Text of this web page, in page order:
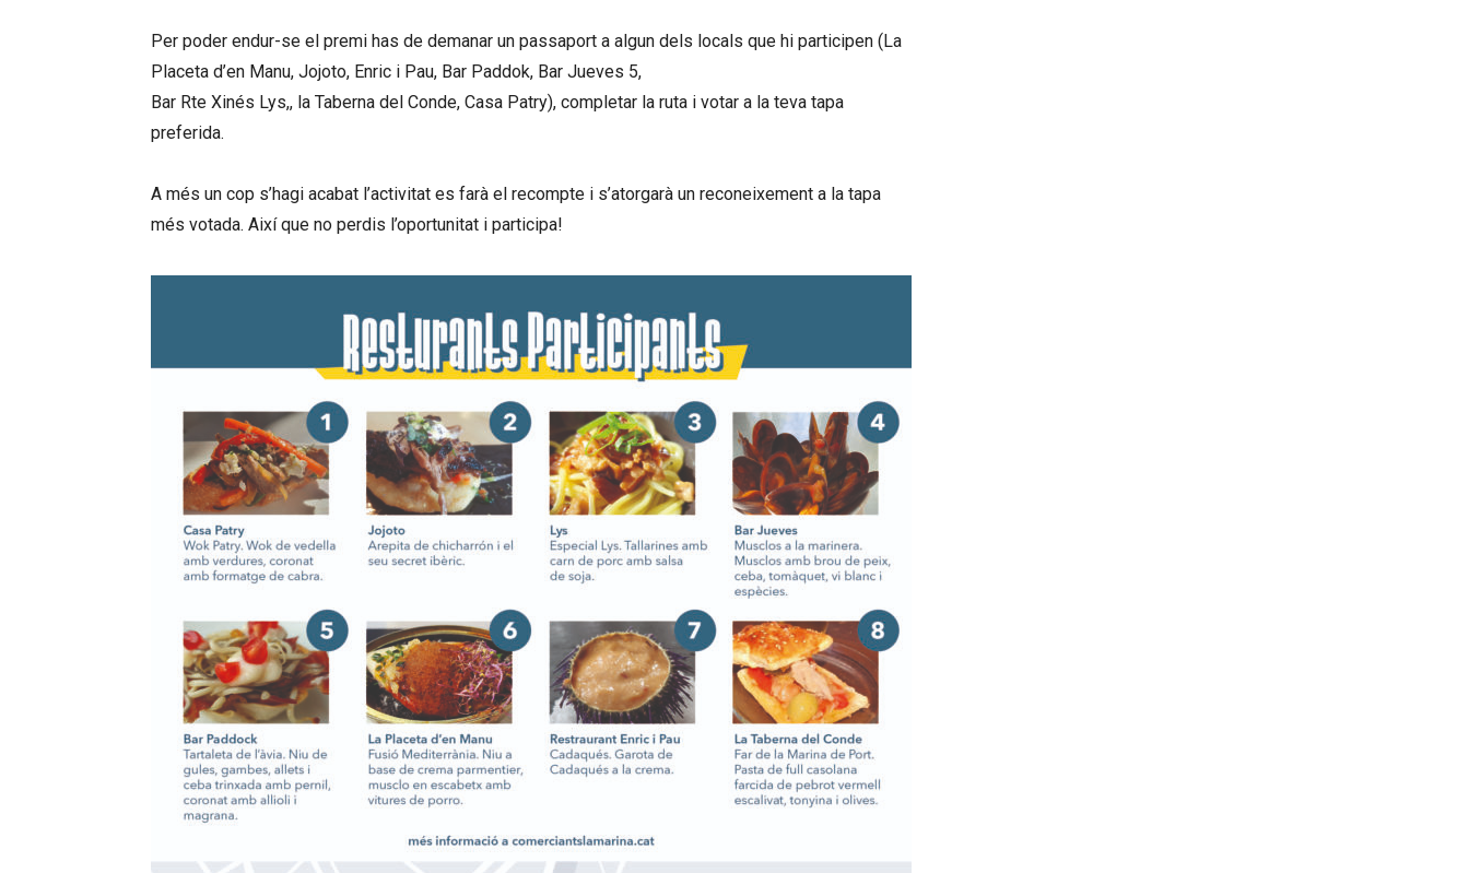
Per poder endur-se el premi has de demanar un passaport a algun dels locals que hi participen (La
Placeta d’en Manu, Jojoto, Enric i Pau, Bar Paddok, Bar Jueves 5,
Bar Rte Xinés Lys,, la Taberna del Conde, Casa Patry), completar la ruta i votar a la teva tapa
preferida.
A més un cop s’hagi acabat l’activitat es farà el recompte i s’atorgarà un reconeixement a la tapa
més votada. Així que no perdis l’oportunitat i participa!